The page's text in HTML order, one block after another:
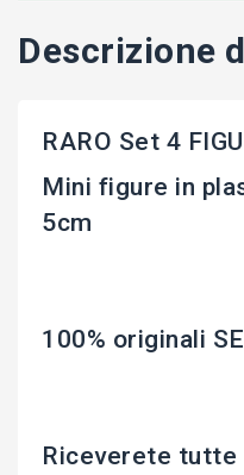
Descrizione
RARO Set 4
Mini figure in
5cm
100% originali
Riceverete tutte